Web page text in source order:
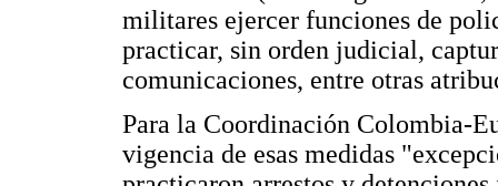
militares ejercer funciones de
practicar, sin orden judicial,
comunicaciones, entre otras
Para la Coordinación Colombia-
vigencia de esas medidas